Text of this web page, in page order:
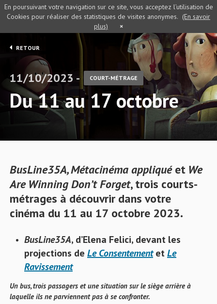
RETOUR
11/10/2023 - COURT-MÉTRAGE
Du 11 au 17 octobre
BusLine35A, Métacinéma appliquéet We
Are Winning Don’t Forget, trois courts-
métrages à découvrir dans votre
cinéma du 11 au 17 octobre 2023.
BusLine35A, d’Elena Felici, devant les
projections de Le ConsentementetLe
Ravissement
Un bus, trois passagers et une situation sur le siège arrière à
laquelle ils ne parviennent pas à se confronter.
En poursuivant votre navigation sur ce site, vous acceptez l’utilisation de
Cookies pour réaliser des statistiques de visites anonymes. (En savoir
plus)
×